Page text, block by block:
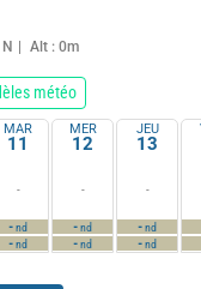
Alt : 0m
météo
MAR
11
-
-nd
-nd
MER
12
-
-nd
-nd
JEU
13
-
-nd
-nd